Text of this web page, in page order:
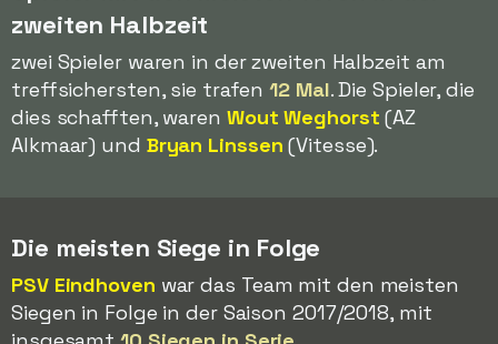
zweiten Halbzeit
zwei Spieler waren in der zweiten Halbzeit am
treffsichersten, sie trafen12 Mal. Die Spieler, die
dies schafften, waren Wout Weghorst (AZ
Alkmaar) und Bryan Linssen (Vitesse).
Die meisten Siege in Folge
PSV Eindhoven war das Team mit den meisten
Siegen in Folge in der Saison 2017/2018, mit